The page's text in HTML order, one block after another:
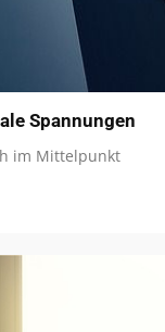
Spannungen
im Mittelpunkt